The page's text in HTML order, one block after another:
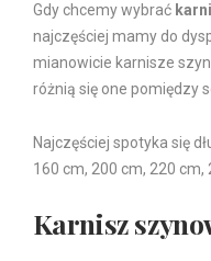
Gdy chcemy wybrać
najczęściej mamy do
mianowicie karnisze
różnią się one pomiędzy
Najczęściej spotyka się
160 cm, 200 cm, 220 cm,
Karnisz